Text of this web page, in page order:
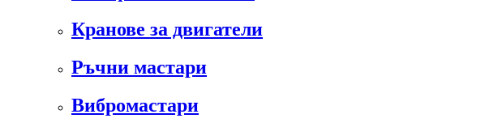
Кранове за двигатели
Ръчни мастари
Вибромастари